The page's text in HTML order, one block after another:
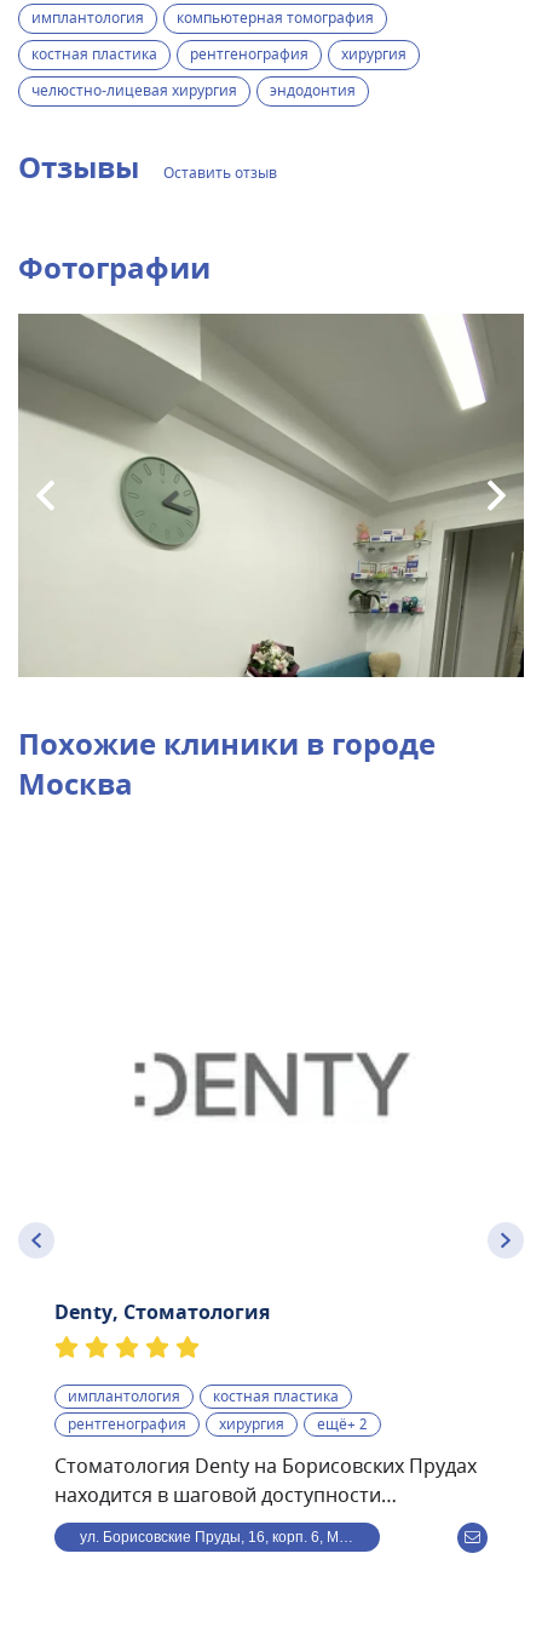
имплантология
компьютерная томография
костная пластика
рентгенография
хирургия
челюстно-лицевая хирургия
эндодонтия
Отзывы Оставить отзыв
Фотографии
Похожие клиники в городе
Москва
Denty, Стоматология
имплантология
костная пластика
рентгенография
хирургия ещё+ 2
Стоматология Denty на Борисовских Прудах
находится в шаговой доступности
от станции метро
Борисово.Стоматологическая клиника Denty
ул. Борисовские Пруды, 16, корп. 6, Москва, Россия